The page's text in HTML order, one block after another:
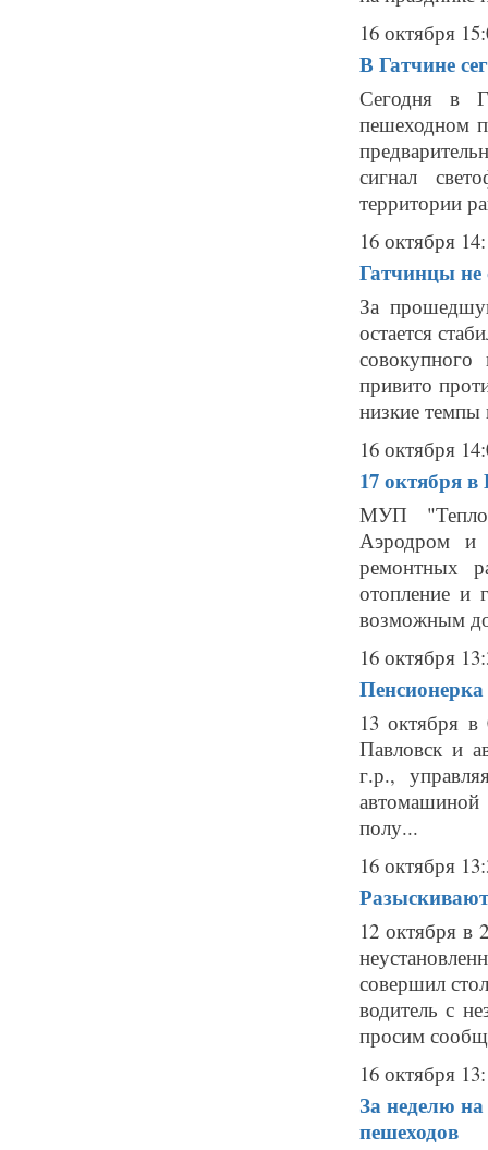
16 октября
В Гатчине
Сегодня в
пешеходном
сигнал
территории
16 октября
Гатчинцы не
За
остается
привито
низкие
16 октября
17 октября
МУП
Аэродром и
ремонтных
отопление и
возможным
16 октября
13 октября в
Павловск и
г.р.,
автомашиной
полу...
16 октября
12 октября в
совершил
водитель с
просим
16 октября
За неделю
пешеходов